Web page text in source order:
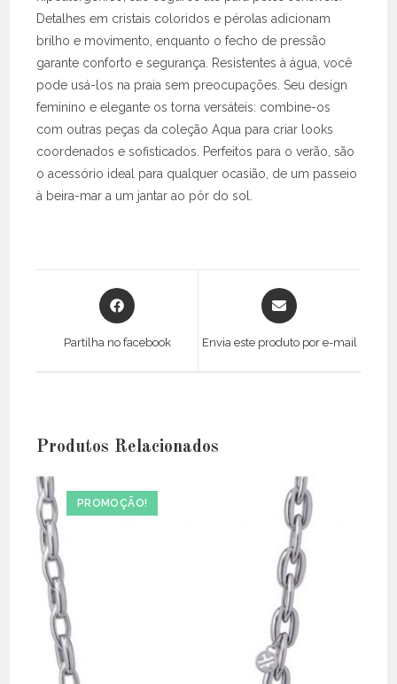
Detalhes em cristais coloridos e pérolas adicionam
brilho e movimento, enquanto o fecho de pressão
garante conforto e segurança. Resistentes à água, você
pode usá-los na praia sem preocupações. Seu design
feminino e elegante os torna versáteis: combine-os
com outras peças da coleção Aqua para criar looks
coordenados e sofisticados. Perfeitos para o verão, são
o acessório ideal para qualquer ocasião, de um passeio
à beira-mar a um jantar ao pôr do sol.
Opens
in
Partilha no facebook
Opens
in
Envia este produto por e-mail
Produtos Relacionados
PROMOÇÃO!